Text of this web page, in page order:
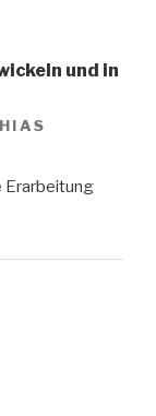
und in
Erarbeitung